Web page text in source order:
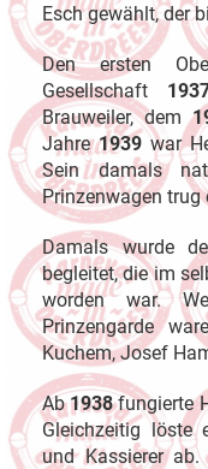
Esch gewählt, der
Den ersten
Gesellschaft
Brauweiler, dem
Jahre1939war
Sein damals
Prinzenwagen trug
Damals wurde
begleitet, die im
worden war.
Prinzengarde
Kuchem, Josef
Ab1938fungierte
Gleichzeitig löste
und Kassierer